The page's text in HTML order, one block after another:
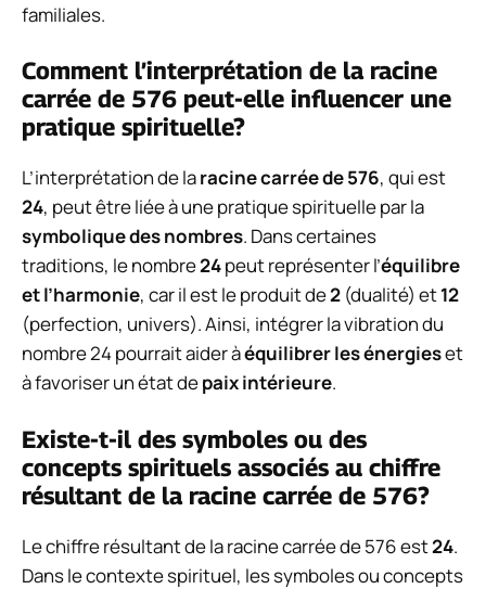
familiales.
Comment l’interprétation de la racine
carrée de 576 peut-elle influencer une
pratique spirituelle?
L’interprétation de laracine carrée de 576, qui est
24, peut être liée à une pratique spirituelle par la
symbolique des nombres. Dans certaines
traditions, le nombre24peut représenter l’équilibre
et l’harmonie, car il est le produit de2 (dualité) et12
(perfection, univers). Ainsi, intégrer la vibration du
nombre 24 pourrait aider àéquilibrer les énergieset
à favoriser un état depaix intérieure.
Existe-t-il des symboles ou des
concepts spirituels associés au chiffre
résultant de la racine carrée de 576?
Le chiffre résultant de la racine carrée de 576 est24.
Dans le contexte spirituel, les symboles ou concepts